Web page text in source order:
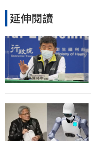
延伸閱讀